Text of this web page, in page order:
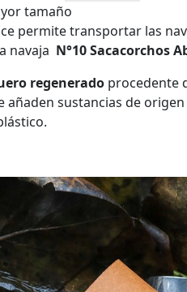
tamaño
permite transportar las
navaja N°10 Sacacorchos
regenerado procedente
sustancias de